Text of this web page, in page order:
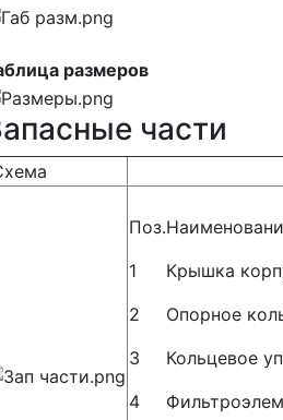
размеров
части
Поз.
1
Крышка
2
Опорное
3
Кольцевое
4